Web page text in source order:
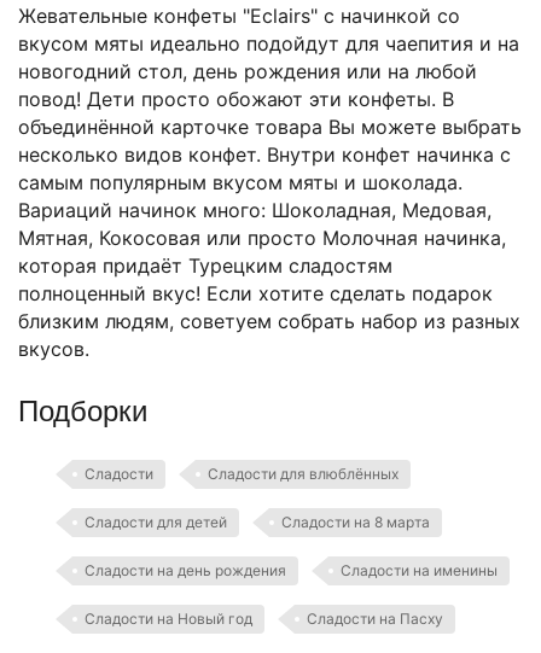
Жевательные конфеты "Eclairs" с начинкой со
вкусом мяты идеально подойдут для чаепития и на
новогодний стол, день рождения или на любой
повод! Дети просто обожают эти конфеты. В
объединённой карточке товара Вы можете выбрать
несколько видов конфет. Внутри конфет начинка с
самым популярным вкусом мяты и шоколада.
Вариаций начинок много: Шоколадная, Медовая,
Мятная, Кокосовая или просто Молочная начинка,
которая придаёт Турецким сладостям
полноценный вкус! Если хотите сделать подарок
близким людям, советуем собрать набор из разных
вкусов.
Подборки
Сладости Сладости для влюблённых
Сладости для детей Сладости на 8 марта
Сладости на день рождения Сладости на именины
Сладости на Новый год Сладости на Пасху